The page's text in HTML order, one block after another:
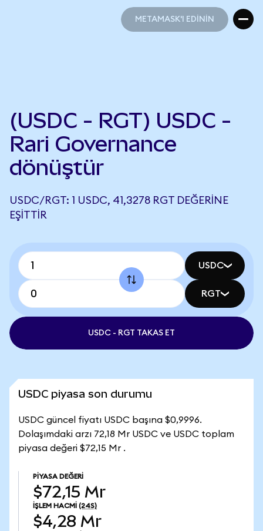
METAMASK'I EDİNİN
(USDC - RGT) USDC -
Rari Governance
dönüştür
USDC/RGT: 1 USDC, 41,3278 RGT DEĞERINE
EŞITTIR
USDC
RGT
USDC - RGT TAKAS ET
USDC piyasa son durumu
USDC güncel fiyatı USDC başına $0,9996.
Dolaşımdaki arzı 72,18 Mr USDC ve USDC toplam
piyasa değeri $72,15 Mr .
PIYASA DEĞERI
$72,15 Mr
İŞLEM HACMI (24S)
$4,28 Mr